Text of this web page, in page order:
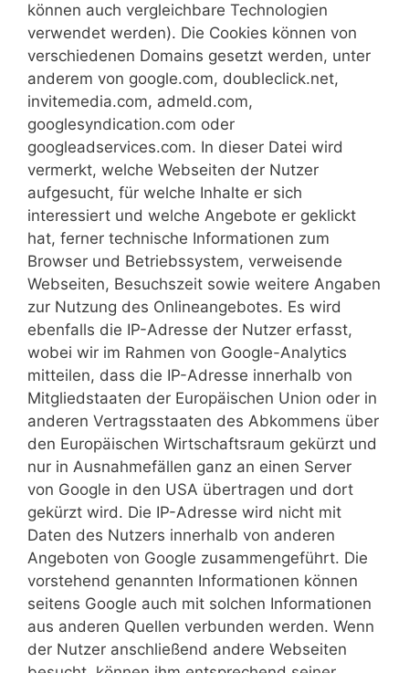
können auch vergleichbare Technologien
verwendet werden). Die Cookies können von
verschiedenen Domains gesetzt werden, unter
anderem von google.com, doubleclick.net,
invitemedia.com, admeld.com,
googlesyndication.com oder
googleadservices.com. In dieser Datei wird
vermerkt, welche Webseiten der Nutzer
aufgesucht, für welche Inhalte er sich
interessiert und welche Angebote er geklickt
hat, ferner technische Informationen zum
Browser und Betriebssystem, verweisende
Webseiten, Besuchszeit sowie weitere Angaben
zur Nutzung des Onlineangebotes. Es wird
ebenfalls die IP-Adresse der Nutzer erfasst,
wobei wir im Rahmen von Google-Analytics
mitteilen, dass die IP-Adresse innerhalb von
Mitgliedstaaten der Europäischen Union oder in
anderen Vertragsstaaten des Abkommens über
den Europäischen Wirtschaftsraum gekürzt und
nur in Ausnahmefällen ganz an einen Server
von Google in den USA übertragen und dort
gekürzt wird. Die IP-Adresse wird nicht mit
Daten des Nutzers innerhalb von anderen
Angeboten von Google zusammengeführt. Die
vorstehend genannten Informationen können
seitens Google auch mit solchen Informationen
aus anderen Quellen verbunden werden. Wenn
der Nutzer anschließend andere Webseiten